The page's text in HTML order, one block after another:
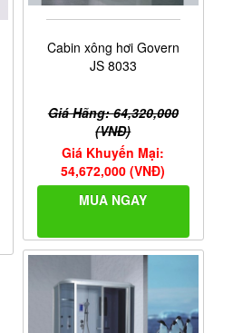
Cabin xông hơi Govern
JS 8033
Giá Hãng: 64,320,000
(VNĐ)
Giá Khuyến Mại:
54,672,000 (VNĐ)
MUA NGAY